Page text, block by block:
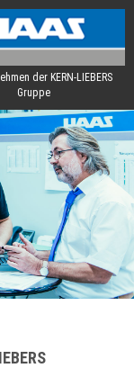
der KERN-LIEBERS
Gruppe